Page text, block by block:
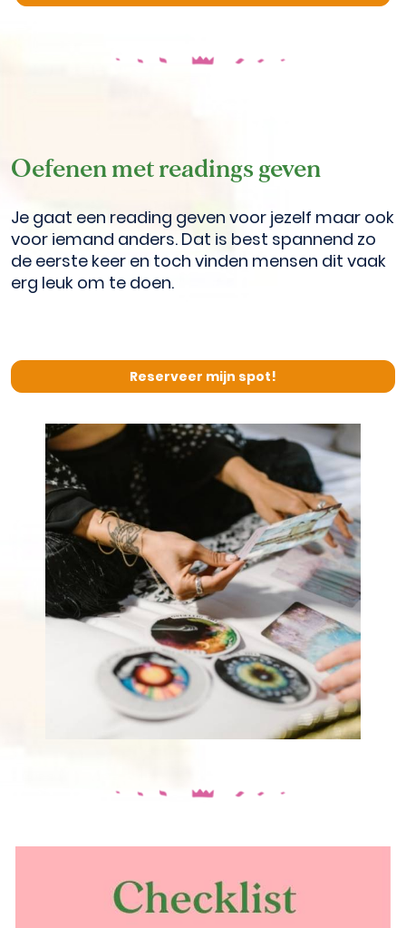
Oefenen met readings geven
Je gaat een reading geven voor jezelf maar ook
voor iemand anders. Dat is best spannend zo
de eerste keer en toch vinden mensen dit vaak
erg leuk om te doen.
Reserveer mijn spot!